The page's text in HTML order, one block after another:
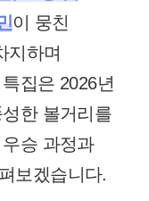
이 뭉친
지하며
집은 2026년
한 볼거리를
승 과정과
보겠습니다.